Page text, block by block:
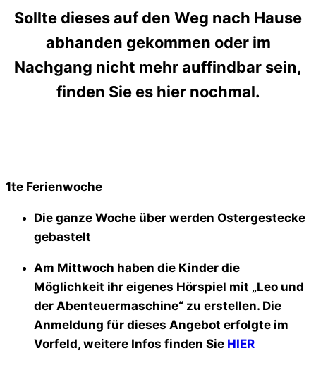
Sollte dieses auf den Weg nach Hause
abhanden gekommen oder im
Nachgang nicht mehr auffindbar sein,
finden Sie es hier nochmal.
1te Ferienwoche
Die ganze Woche über werden Ostergestecke
gebastelt
Am Mittwoch haben die Kinder die
Möglichkeit ihr eigenes Hörspiel mit „Leo und
der Abenteuermaschine“ zu erstellen. Die
Anmeldung für dieses Angebot erfolgte im
Vorfeld, weitere Infos finden Sie HIER